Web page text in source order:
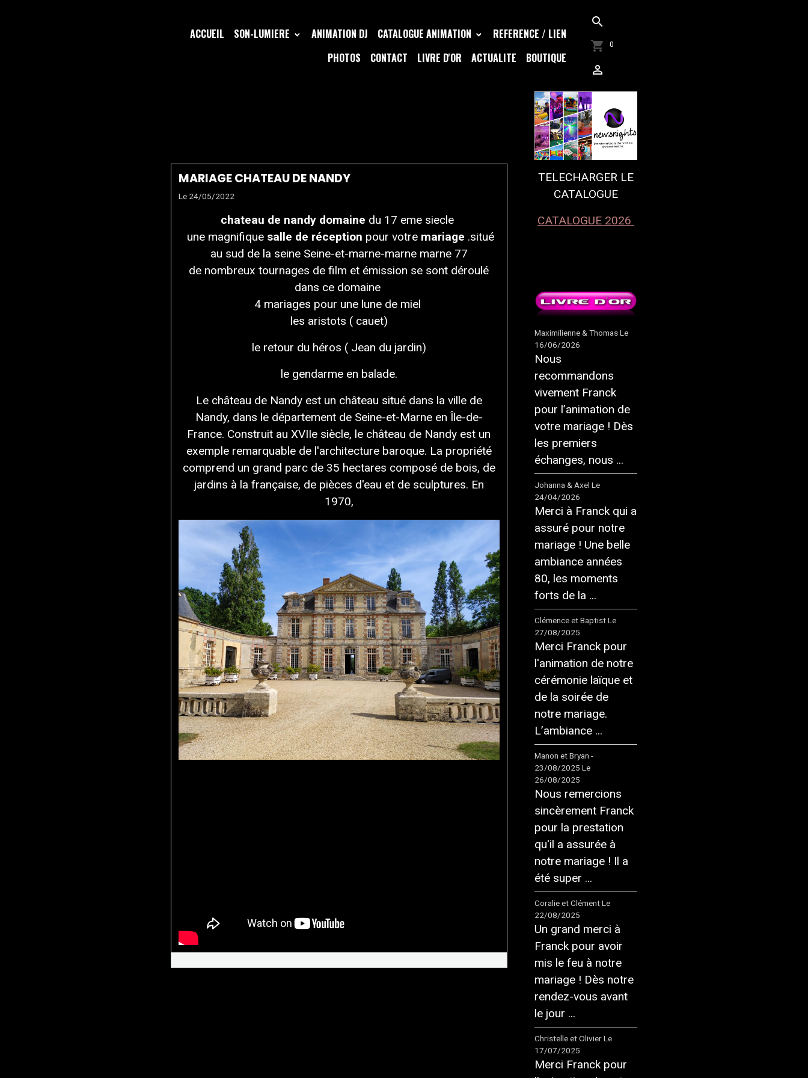
ACCUEIL SON-LUMIERE ANIMATION DJ CATALOGUE ANIMATION
REFERENCE / LIEN
PHOTOS
CONTACT LIVRE D'OR ACTUALITE BOUTIQUE
0
MARIAGE CHATEAU DE NANDY
Le 24/05/2022
chateau de nandy domaine du 17 eme siecle
une magnifique salle de réception pour votremariage .situé
au sud de la seine Seine-et-marne-marne marne 77
de nombreux tournages de film et émission se sont déroulé
dans ce domaine
4 mariages pour une lune de miel
les aristots ( cauet)
le retour du héros ( Jean du jardin)
le gendarme en balade.
Le château de Nandy est un château situé dans la ville de
Nandy, dans le département de Seine-et-Marne en Île-de-
France. Construit au XVIIe siècle, le château de Nandy est un
exemple remarquable de l'architecture baroque. La propriété
comprend un grand parc de 35 hectares composé de bois, de
jardins à la française, de pièces d'eau et de sculptures. En
1970,
TELECHARGER LE
CATALOGUE
CATALOGUE 2026
Maximilienne & Thomas Le
16/06/2026
Nous
recommandons
vivement Franck
pour l’animation de
votre mariage ! Dès
les premiers
échanges, nous ...
Johanna & Axel Le
24/04/2026
Merci à Franck qui a
assuré pour notre
mariage ! Une belle
ambiance années
80, les moments
forts de la ...
Clémence et Baptist Le
27/08/2025
Merci Franck pour
l'animation de notre
cérémonie laïque et
de la soirée de
notre mariage.
L’ambiance ...
Manon et Bryan -
23/08/2025 Le
26/08/2025
Nous remercions
sincèrement Franck
pour la prestation
qu'il a assurée à
notre mariage ! Il a
été super ...
Coralie et Clément Le
22/08/2025
Un grand merci à
Franck pour avoir
mis le feu à notre
mariage ! Dès notre
rendez-vous avant
le jour ...
Christelle et Olivier Le
17/07/2025
Merci Franck pour